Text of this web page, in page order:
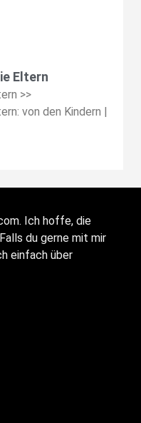
Eltern
>>
von den Kindern |
Ich hoffe, die
du gerne mit mir
einfach über